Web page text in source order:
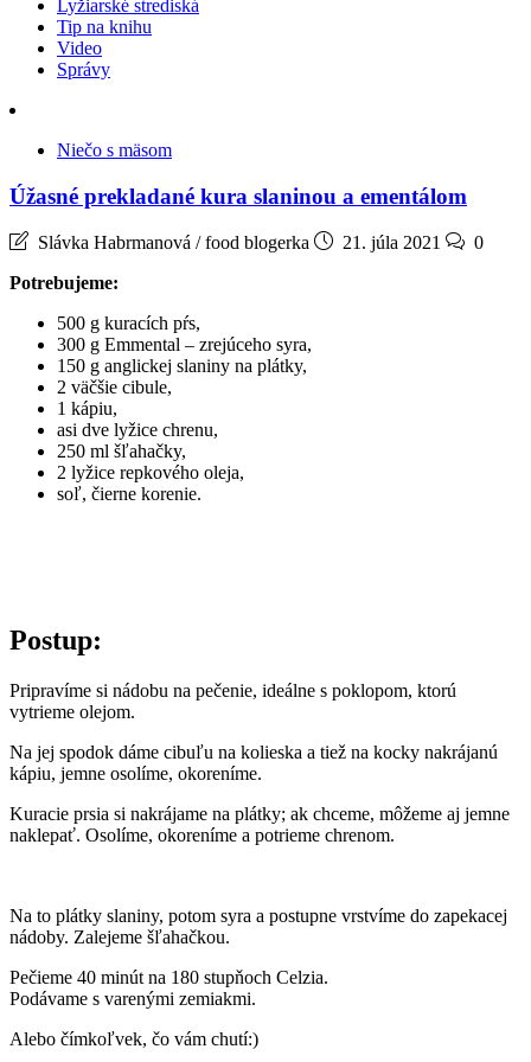
Lyžiarské strediská
Tip na knihu
Video
Správy
Niečo s mäsom
Úžasné prekladané kura slaninou a ementálom
Slávka Habrmanová / food blogerka 21. júla 2021
0
Potrebujeme:
500 g kuracích pŕs,
300 g Emmental – zrejúceho syra,
150 g anglickej slaniny na plátky,
2 väčšie cibule,
1 kápiu,
asi dve lyžice chrenu,
250 ml šľahačky,
2 lyžice repkového oleja,
soľ, čierne korenie.
Postup:
Pripravíme si nádobu na pečenie, ideálne s poklopom, ktorú
vytrieme olejom.
Na jej spodok dáme cibuľu na kolieska a tiež na kocky nakrájanú
kápiu, jemne osolíme, okoreníme.
Kuracie prsia si nakrájame na plátky; ak chceme, môžeme aj jemne
naklepať. Osolíme, okoreníme a potrieme chrenom.
Na to plátky slaniny, potom syra a postupne vrstvíme do zapekacej
nádoby. Zalejeme šľahačkou.
Pečieme 40 minút na 180 stupňoch Celzia.
Podávame s varenými zemiakmi.
Alebo čímkoľvek, čo vám chutí:)